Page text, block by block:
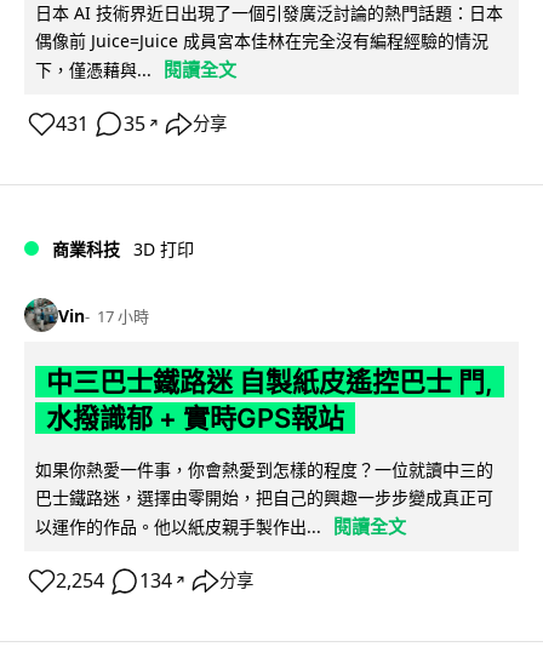
日本 AI 技術界近日出現了一個引發廣泛討論的熱門話題：日本
偶像前 Juice=Juice 成員宮本佳林在完全沒有編程經驗的情況
下，僅憑藉與...
閱讀全文
431 35 ↗ 分享
商業科技 3D 打印
Vin 17 小時
中三巴士鐵路迷 自製紙皮遙控巴士 門,
水撥識郁 + 實時GPS報站
如果你熱愛一件事，你會熱愛到怎樣的程度？一位就讀中三的
巴士鐵路迷，選擇由零開始，把自己的興趣一步步變成真正可
以運作的作品。他以紙皮親手製作出...
閱讀全文
2,254 134 ↗ 分享